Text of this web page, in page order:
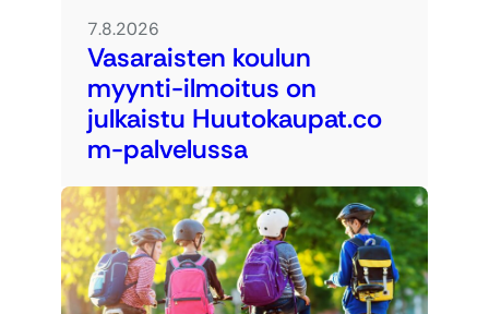
7.8.2026
Vasaraisten koulun
myynti-ilmoitus on
julkaistu Huutokaupat.co
m-palvelussa